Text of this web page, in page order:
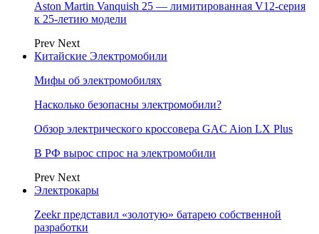
Aston Martin Vanquish 25 — лимитированная V12-серия
к 25-летию модели
Prev Next
Китайские Электромобили
Мифы об электромобилях
Насколько безопасны электромобили?
Обзор электрического кроссовера GAC Aion LX Plus
В РФ вырос спрос на электромобили
Prev Next
Электрокары
Zeekr представил «золотую» батарею собственной
разработки